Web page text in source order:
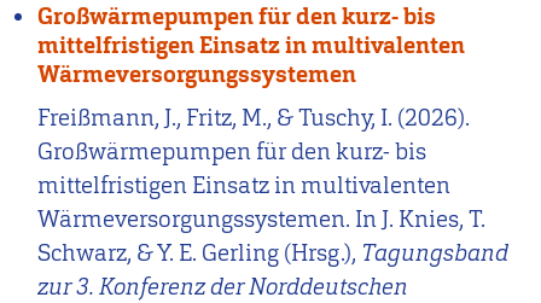
Großwärmepumpen für den kurz- bis
mittelfristigen Einsatz in multivalenten
Wärmeversorgungssystemen
Freißmann, J., Fritz, M., & Tuschy, I. (2026).
Großwärmepumpen für den kurz- bis
mittelfristigen Einsatz in multivalenten
Wärmeversorgungssystemen. In J. Knies, T.
Schwarz, & Y. E. Gerling (Hrsg.), Tagungsband
zur 3. Konferenz der Norddeutschen